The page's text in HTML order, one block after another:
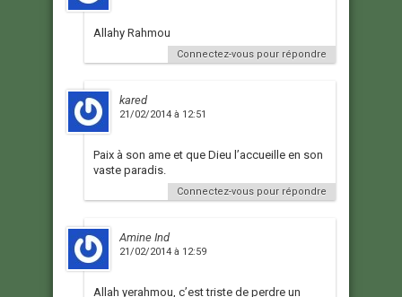
Allahy Rahmou
Connectez-vous pour répondre
kared
21/02/2014 à 12:51
Paix à son ame et que Dieu l’accueille en son
vaste paradis.
Connectez-vous pour répondre
Amine Ind
21/02/2014 à 12:59
Allah yerahmou, c’est triste de perdre un